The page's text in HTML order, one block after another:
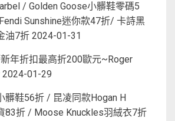
/ Golden Goose小髒鞋零碼5
Sunshine迷你款47折/ 卡詩黑
油7折 2024-01-31
年折扣最高折200歐元~Roger
2024-01-29
髒鞋56折 / 昆凌同款Hogan H
83折 / Moose Knuckles羽絨衣7折